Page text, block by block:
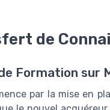
de
Formation sur
par la mise en